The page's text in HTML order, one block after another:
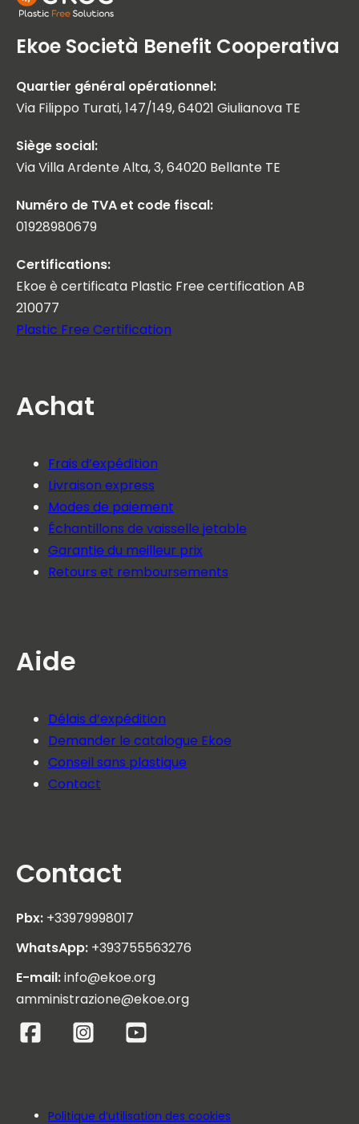
Ekoe Società Benefit Cooperativa
Quartier général opérationnel:
Via Filippo Turati, 147/149, 64021 Giulianova TE
Siège social:
Via Villa Ardente Alta, 3, 64020 Bellante TE
Numéro de TVA et code fiscal:
01928980679
Certifications:
Ekoe è certificata Plastic Free certification AB
210077
Plastic Free Certification
Achat
Frais d’expédition
Livraison express
Modes de paiement
Échantillons de vaisselle jetable
Garantie du meilleur prix
Retours et remboursements
Aide
Délais d’expédition
Demander le catalogue Ekoe
Conseil sans plastique
Contact
Contact
Pbx: +33979998017
WhatsApp: +393755563276
E-mail:info@ekoe.org
amministrazione@ekoe.org
Politique d’utilisation des cookies